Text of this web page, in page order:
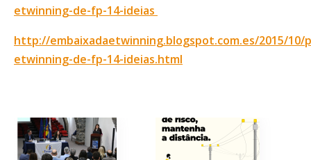
etwinning-de-fp-14-ideias
http://embaixadaetwinning.blogspot.com.es/2015/10/
etwinning-de-fp-14-ideias.html